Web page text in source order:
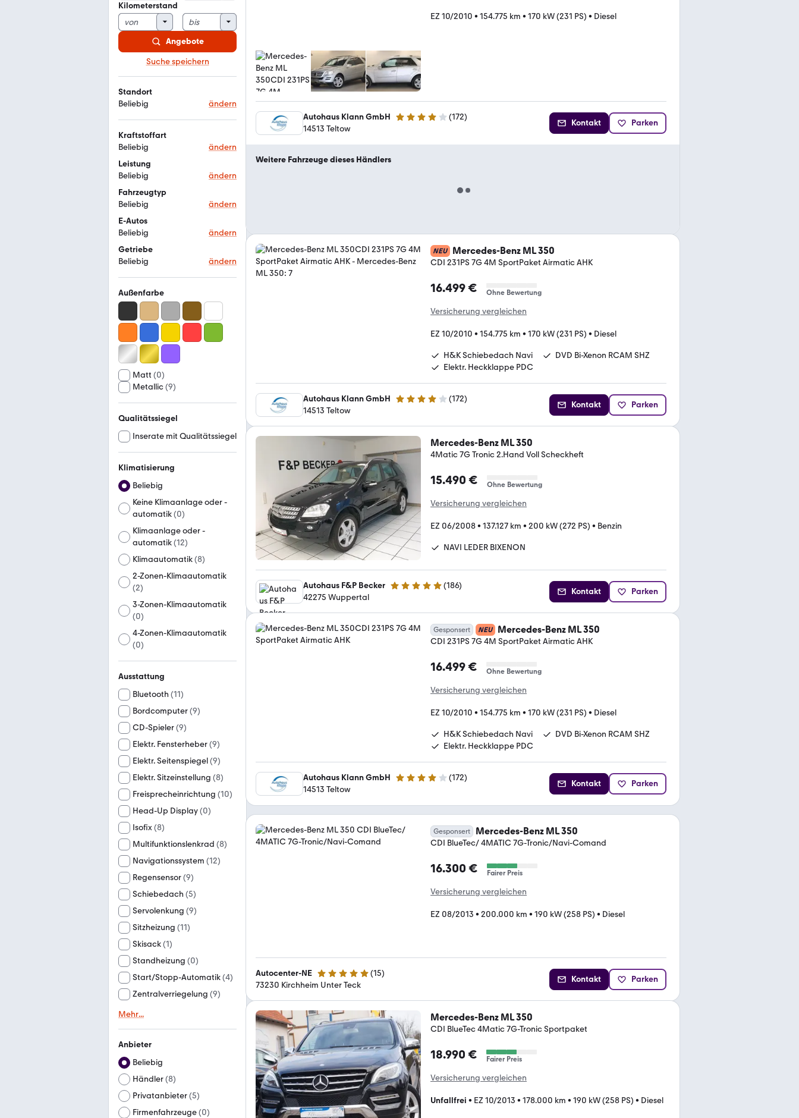
Kilometerstand
Angebote
Suche speichern
Standort
Beliebig
ändern
Kraftstoffart
Beliebig
ändern
Leistung
Beliebig
ändern
Fahrzeugtyp
Beliebig
ändern
E-Autos
Beliebig
ändern
Getriebe
Beliebig
ändern
Außenfarbe
Matt (0)
Metallic(9)
Qualitätssiegel
Inserate mit Qualitätssiegel
Klimatisierung
Beliebig
Keine Klimaanlage oder -
automatik(0)
Klimaanlage oder -
automatik(12)
Klimaautomatik(8)
2-Zonen-Klimaautomatik
(2)
3-Zonen-Klimaautomatik
(0)
4-Zonen-Klimaautomatik
(0)
Ausstattung
Bluetooth (11)
Bordcomputer(9)
CD-Spieler(9)
Elektr. Fensterheber(9)
Elektr. Seitenspiegel(9)
Elektr. Sitzeinstellung (8)
Freisprecheinrichtung (10)
Head-Up Display(0)
Isofix(8)
Multifunktionslenkrad (8)
Navigationssystem (12)
Regensensor(9)
Schiebedach (5)
Servolenkung (9)
Sitzheizung (11)
Skisack(1)
Standheizung (0)
Start/Stopp-Automatik(4)
Zentralverriegelung (9)
Mehr...
Anbieter
Beliebig
Händler(8)
Privatanbieter(5)
Firmenfahrzeuge(0)
EZ 10/2010 • 154.775 km • 170 kW (231 PS) • Diesel
Autohaus Klann GmbH 4 Sterne (172)
14513 Teltow
Kontakt Parken
Weitere Fahrzeuge dieses Händlers
NEU Mercedes-Benz ML 350
CDI 231PS 7G 4M SportPaket Airmatic AHK
16.499 € Ohne Bewertung
Versicherung vergleichen
EZ 10/2010 • 154.775 km • 170 kW (231 PS) • Diesel
H&K Schiebedach Navi
DVD Bi-Xenon RCAM SHZ
Elektr. Heckklappe PDC
Autohaus Klann GmbH 4 Sterne (172)
14513 Teltow
Kontakt Parken
Mercedes-Benz ML 350
4Matic 7G Tronic 2.Hand Voll Scheckheft
15.490 € Ohne Bewertung
Versicherung vergleichen
EZ 06/2008• 137.127 km • 200 kW (272 PS) • Benzin
NAVI LEDER BIXENON
Autohaus F&P Becker 4.9 Sterne (186)
42275 Wuppertal
Kontakt Parken
Gesponsert NEU Mercedes-Benz ML 350
CDI 231PS 7G 4M SportPaket Airmatic AHK
16.499 € Ohne Bewertung
Versicherung vergleichen
EZ 10/2010 • 154.775 km • 170 kW (231 PS) • Diesel
H&K Schiebedach Navi
DVD Bi-Xenon RCAM SHZ
Elektr. Heckklappe PDC
Autohaus Klann GmbH 4 Sterne (172)
14513 Teltow
Kontakt Parken
Gesponsert Mercedes-Benz ML 350
CDI BlueTec/ 4MATIC 7G-Tronic/Navi-Comand
16.300 € Fairer Preis
Versicherung vergleichen
EZ 08/2013 • 200.000 km • 190 kW (258 PS) • Diesel
Autocenter-NE 5 Sterne (15)
73230 Kirchheim Unter Teck
Kontakt Parken
Mercedes-Benz ML 350
CDI BlueTec 4Matic 7G-Tronic Sportpaket
18.990 € Fairer Preis
Versicherung vergleichen
Unfallfrei • EZ 10/2013 • 178.000 km • 190 kW (258 PS) • Diesel